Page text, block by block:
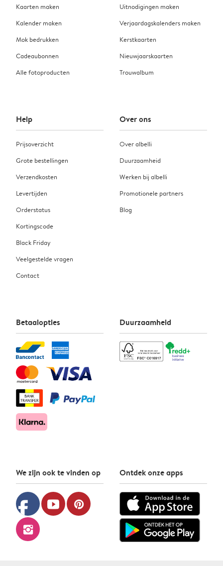
Kaarten maken
Kalender maken
Mok bedrukken
Cadeaubonnen
Alle fotoproducten
Uitnodigingen maken
Verjaardagskalenders maken
Kerstkaarten
Nieuwjaarskaarten
Trouwalbum
Help
Prijsoverzicht
Grote bestellingen
Verzendkosten
Levertijden
Orderstatus
Kortingscode
Black Friday
Veelgestelde vragen
Contact
Over ons
Over albelli
Duurzaamheid
Werken bij albelli
Promotionele partners
Blog
Betaalopties Duurzaamheid
We zijn ook te vinden op
facebook youtube pinterest
instagram
Ontdek onze apps